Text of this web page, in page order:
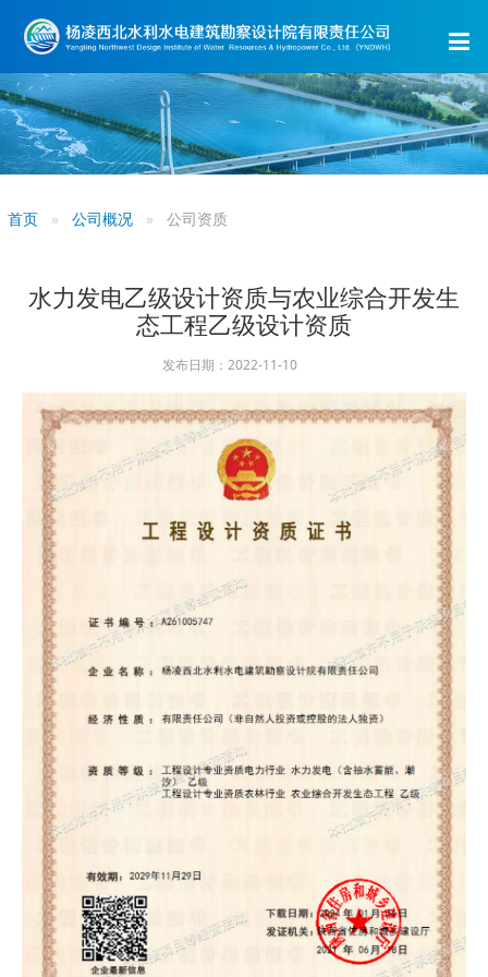
首页 公司概况 公司资质
水力发电乙级设计资质与农业综合开发生
态工程乙级设计资质
发布日期：2022-11-10